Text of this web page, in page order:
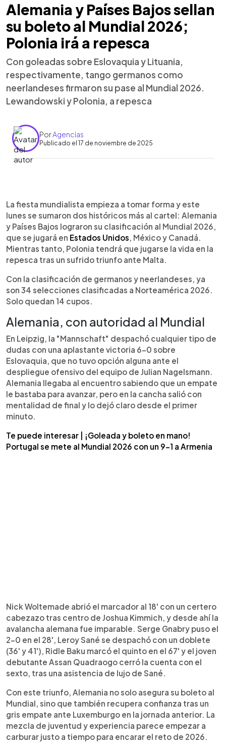
Alemania y Países Bajos sellan
su boleto al Mundial 2026;
Polonia irá a repesca
Con goleadas sobre Eslovaquia y Lituania,
respectivamente, tango germanos como
neerlandeses firmaron su pase al Mundial 2026.
Lewandowski y Polonia, a repesca
PorAgencias
Publicado el 17 de noviembre de 2025
► Escuchar artículo
Alemania y Países Bajos sellan su pase al Mundial
2026 con goleadas claras, mientras Polonia
deberá ir a repesca. Alemania aplasta 6-0 a
Eslovaquia en Leipzig con goles de Nick
Woltemade, Serge Gnabry, doblete de Leroy
Sané, tanto de Ridle Baku y cierre de Assan
con Luxemburgo. Países Bajos domina 4-0 a
Lituania con tantos de Tijjani Reijnders, Cody
Gakpo, Xavi Simons y Donyell Malen, acabando
invicto con 20 puntos. Polonia sufre un 2-3 ante
Malta pero asegura repesca, finaliza segunda del
grupo G con 17 puntos y buscará su boleto en la
repesca.
La fiesta mundialista empieza a tomar forma y este
lunes se sumaron dos históricos más al cartel: Alemania
y Países Bajos lograron su clasificación al Mundial 2026,
que se jugará en Estados Unidos, México y Canadá.
Mientras tanto, Polonia tendrá que jugarse la vida en la
repesca tras un sufrido triunfo ante Malta.
Con la clasificación de germanos y neerlandeses, ya
son 34 selecciones clasificadas a Norteamérica 2026.
Solo quedan 14 cupos.
Alemania, con autoridad al Mundial
En Leipzig, la "Mannschaft" despachó cualquier tipo de
dudas con una aplastante victoria 6-0 sobre
Eslovaquia, que no tuvo opción alguna ante el
despliegue ofensivo del equipo de Julian Nagelsmann.
Alemania llegaba al encuentro sabiendo que un empate
le bastaba para avanzar, pero en la cancha salió con
mentalidad de final y lo dejó claro desde el primer
minuto.
Te puede interesar | ¡Goleada y boleto en mano!
Portugal se mete al Mundial 2026 con un 9-1 a Armenia
Nick Woltemade abrió el marcador al 18' con un certero
cabezazo tras centro de Joshua Kimmich, y desde ahí la
avalancha alemana fue imparable. Serge Gnabry puso el
2-0 en el 28', Leroy Sané se despachó con un doblete
(36' y 41'), Ridle Baku marcó el quinto en el 67' y el joven
debutante Assan Quadraogo cerró la cuenta con el
sexto, tras una asistencia de lujo de Sané.
Con este triunfo, Alemania no solo asegura su boleto al
Mundial, sino que también recupera confianza tras un
gris empate ante Luxemburgo en la jornada anterior. La
mezcla de juventud y experiencia parece empezar a
carburar justo a tiempo para encarar el reto de 2026.